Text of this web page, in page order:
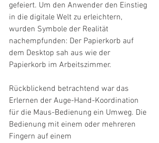
gefeiert. Um den Anwender den Einstieg
in die digitale Welt zu erleichtern,
wurden Symbole der Realität
nachempfunden: Der Papierkorb auf
dem Desktop sah aus wie der
Papierkorb im Arbeitszimmer.
Rückblickend betrachtend war das
Erlernen der Auge-Hand-Koordination
für die Maus-Bedienung ein Umweg. Die
Bedienung mit einem oder mehreren
Fingern auf einem